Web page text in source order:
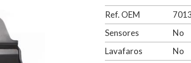
Ref. OEM
Sensores
No
Lavafaros
No